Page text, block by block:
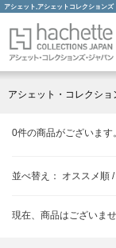
アシェット,アシェットコレクションズ
アシェット・コレクシ
0件の商品がございます。
並べ替え： オススメ順 /
現在、商品はございませ